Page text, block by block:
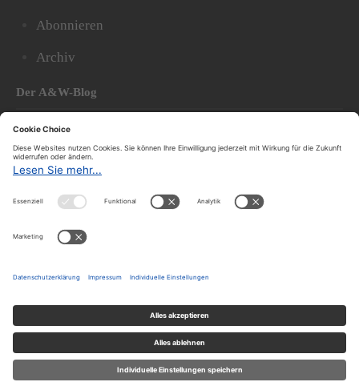
Abonnieren
Archiv
Der A&W-Blog
DerA&W-Blog
hat sich in den vergangenen Jahren zu einem der
bedeutendsten politischen Blogs in Österreich
entwickelt.
Impressum und Offenlegung
Datenschutzeinstellungen